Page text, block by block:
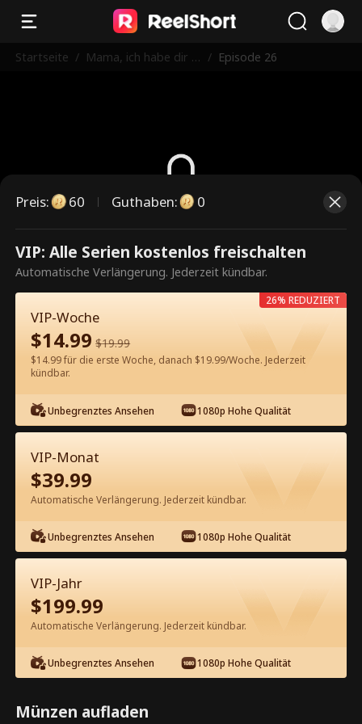
Startseite / Mama, ich habe dir ei / Episode 26
Dies ist eine kostenpflichtige
Episode. Bitte entsperren, um
weiterzusehen.
60Jetzt entsperren
Kostenlos in der App ansehen
Episode 26 - Mama, ich habe dir ein
Date Kompletter Film
0-49 50-77
26 27 29 30
Preis: 60 Guthaben: 0
VIP: Alle Serien kostenlos freischalten
Automatische Verlängerung. Jederzeit kündbar.
VIP-Woche
$14.99 $19.99
$14.99 für die erste Woche, danach $19.99/Woche. Jederzeit
kündbar.
Unbegrenztes Ansehen 1080p Hohe Qualität
26% REDUZIERT
VIP-Monat
$39.99
Automatische Verlängerung. Jederzeit kündbar.
Unbegrenztes Ansehen 1080p Hohe Qualität
VIP-Jahr
$199.99
Automatische Verlängerung. Jederzeit kündbar.
Unbegrenztes Ansehen 1080p Hohe Qualität
Münzen aufladen